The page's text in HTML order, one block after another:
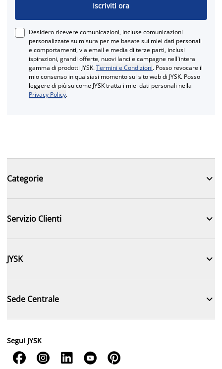
Iscriviti ora
Desidero ricevere comunicazioni, incluse comunicazioni
personalizzate su misura per me basate sui miei dati personali
e comportamenti, via email e media di terze parti, inclusi
ispirazioni, grandi offerte, nuovi lanci e campagne nell'intera
gamma di prodotti JYSK.Termini e Condizioni. Posso revocare il
mio consenso in qualsiasi momento sul sito web di JYSK. Posso
leggere di più su come JYSK tratta i miei dati personali nella
Privacy Policy.
Categorie 
Servizio Clienti 
JYSK 
Sede Centrale 
Segui JYSK
    